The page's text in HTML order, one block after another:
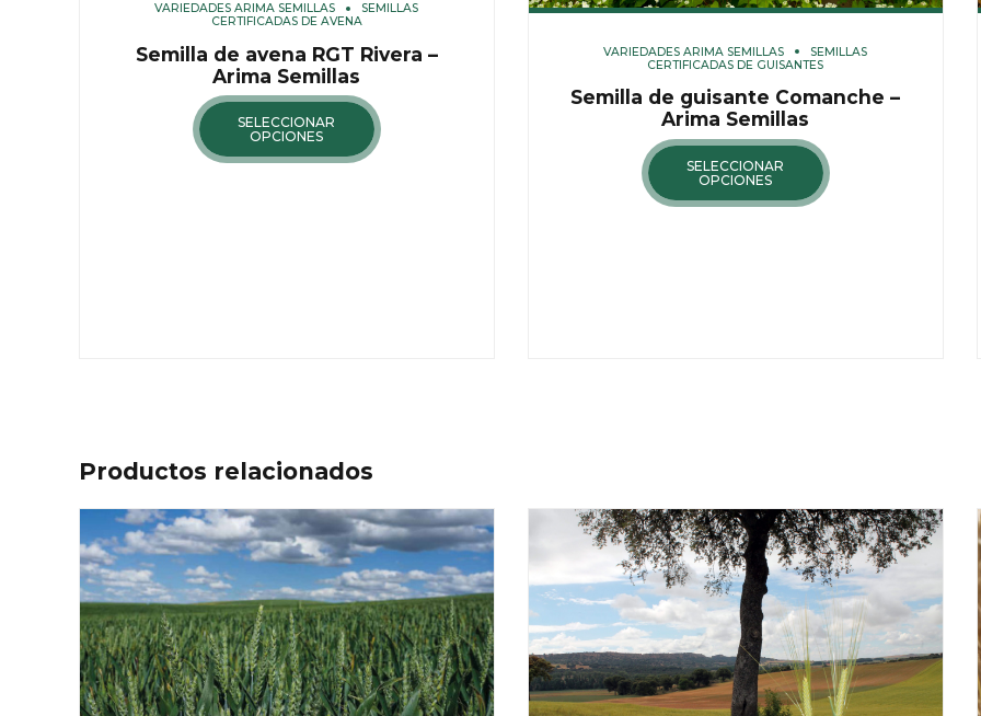
VARIEDADES ARIMA SEMILLAS
SEMILLAS
CERTIFICADAS DE AVENA
Semilla de avena RGT Rivera –
Arima Semillas
SELECCIONAR
OPCIONES
VARIEDADES ARIMA SEMILLAS
SEMILLAS
CERTIFICADAS DE GUISANTES
Semilla de guisante Comanche –
Arima Semillas
SELECCIONAR
OPCIONES
Productos relacionados